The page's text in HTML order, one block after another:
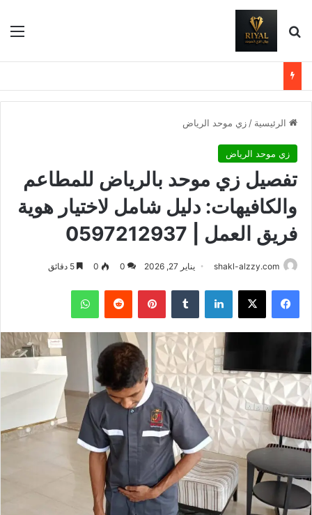
بحث عن
الرئيسية / زي موحد الرياض
زي موحد الرياض
تفصيل زي موحد بالرياض للمطاعم
والكافيهات: دليل شامل لاختيار هوية
فريق العمل | 0597212937
shakl-alzzy.com يناير 27, 2026 0
0
فيسبوك X لينكدإن بينتيريست واتساب